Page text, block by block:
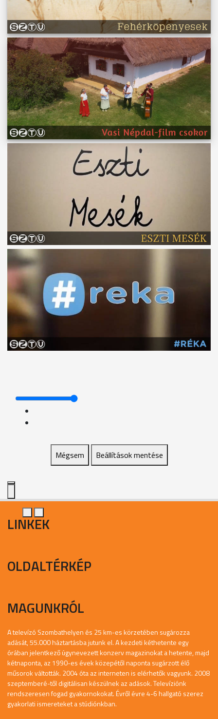
Mégsem Beállítások mentése
LINKEK
OLDALTÉRKÉP
MAGUNKRÓL
A televízó Szombathelyen és 25 km-es körzetében sugározza
adását, 55.000 háztartásba jutunk el. A kezdeti kéthetente egy
órában jelentkező úgynevezett konzerv magazinokat a hetente, majd
kétnaponta, az 1990-es évek közepétől naponta sugárzott élő
műsorok váltották. 2004 óta az interneten is elérhetők vagyunk. 2008
szeptemberé-től digitálisan készülnek az adások. Televíziónk
rendszeresen fogad gyakornokokat. Évről évre 4-6 hallgató szerez
gyakorlati ismereteket a stúdiónkban.